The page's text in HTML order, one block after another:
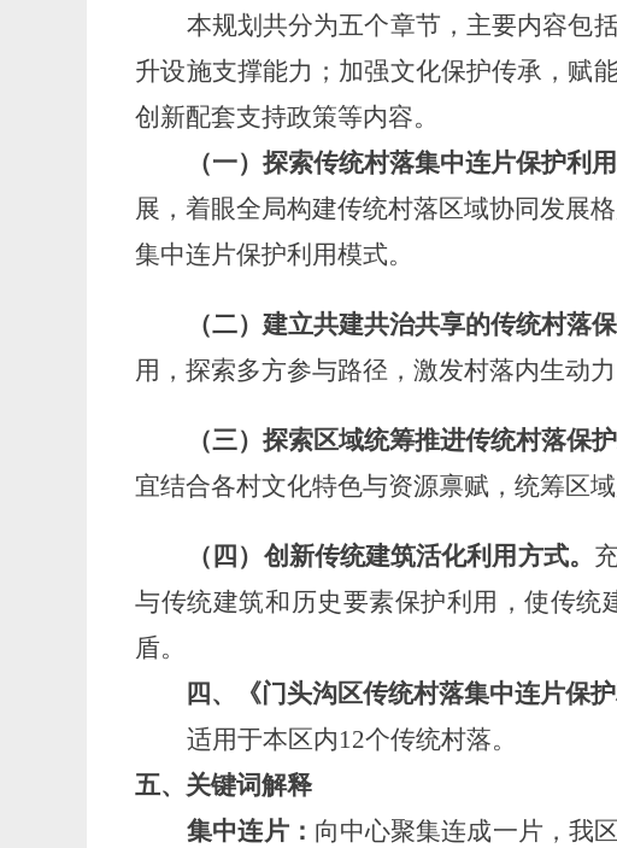
本规划 共分为五个章节 ，主要内容包括
升设施支撑能力；加强文化保护传承，赋
创新配套支持政策等内容。
（一）探索传统村落集中连片保护利用
展，着眼全局构建传统村落区域协同发展
集中连片保护利用模式。
（二）建立共建共治共享的传统村落保
用，探索多方参与路径，激发村落内生动
（三）探索区域统筹推进传统村落保护
宜结合各村文化特色与资源禀赋，统筹区
（四）创新传统建筑活化利用方式。
与传统建筑和历史要素保护利用，使传
盾。
四、
《门头沟区传统村落集中连片保
适用于本区内12个传统村落。
五、 关键词解释
集中连片： 向中心聚集连成一片，我